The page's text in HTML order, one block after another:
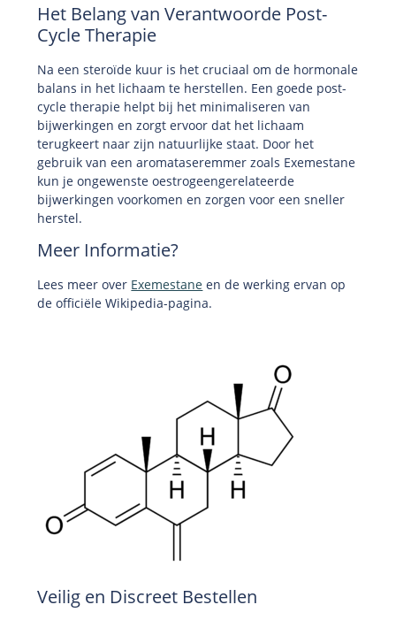
Het Belang van Verantwoorde Post-
Cycle Therapie
Na een steroïde kuur is het cruciaal om de hormonale
balans in het lichaam te herstellen. Een goede post-
cycle therapie helpt bij het minimaliseren van
bijwerkingen en zorgt ervoor dat het lichaam
terugkeert naar zijn natuurlijke staat. Door het
gebruik van een aromataseremmer zoals Exemestane
kun je ongewenste oestrogeengerelateerde
bijwerkingen voorkomen en zorgen voor een sneller
herstel.
Meer Informatie?
Lees meer over Exemestane en de werking ervan op
de officiële Wikipedia-pagina.
Veilig en Discreet Bestellen